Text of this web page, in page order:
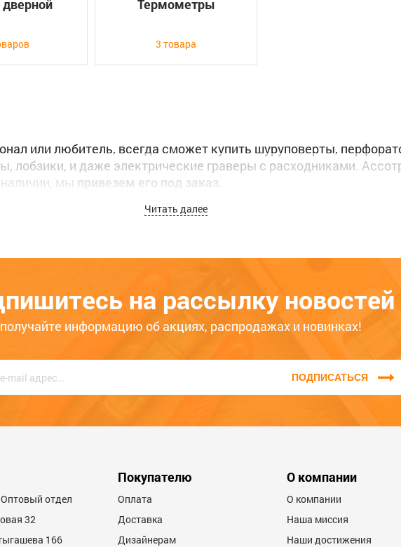
Термометры
3 товара
или любитель, всегда сможет купить шуруповерты,
и даже электрические граверы с расходниками.
мы привезем его под заказ.
службу вечерней доставкипо городам Абакан, Черногорск,
, или вы хотите заказать товар, вы сможете это сделать в
Читать далее
на рассылку новостей
информацию об акциях, распродажах и новинках!
ПОДПИСАТЬСЯ
отдел
32
166
Покупателю
Оплата
Доставка
Дизайнерам
О компании
О компании
Наша миссия
Наши достижения